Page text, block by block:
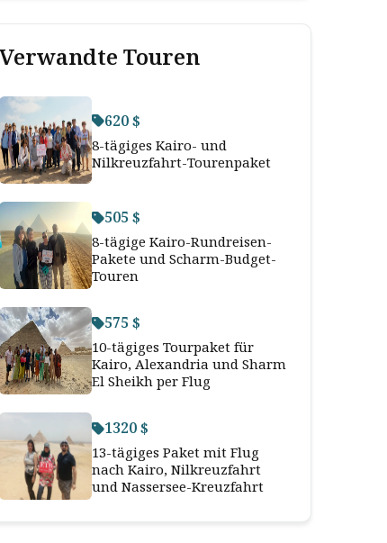
Verwandte Touren
620 $
8-tägiges Kairo- und
Nilkreuzfahrt-Tourenpaket
505 $
8-tägige Kairo-Rundreisen-
Pakete und Scharm-Budget-
Touren
575 $
10-tägiges Tourpaket für
Kairo, Alexandria und Sharm
El Sheikh per Flug
1320 $
13-tägiges Paket mit Flug
nach Kairo, Nilkreuzfahrt
und Nassersee-Kreuzfahrt